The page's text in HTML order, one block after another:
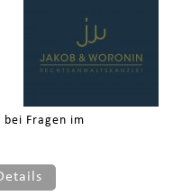
Fragen im